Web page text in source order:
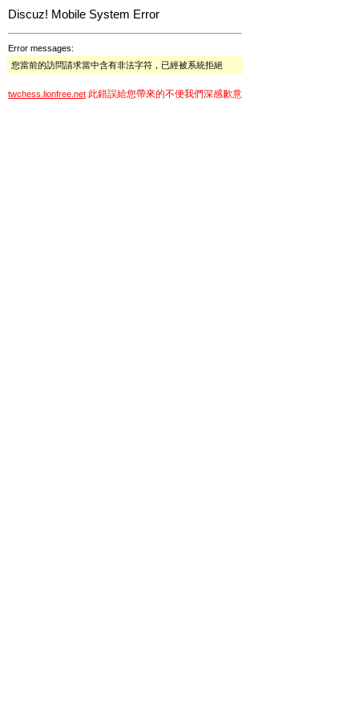
Discuz! Mobile System Error
Error messages:
您當前的訪問請求當中含有非法字符，已經被系統拒絕
twchess.lionfree.net 此錯誤給您帶來的不便我們深感歉意